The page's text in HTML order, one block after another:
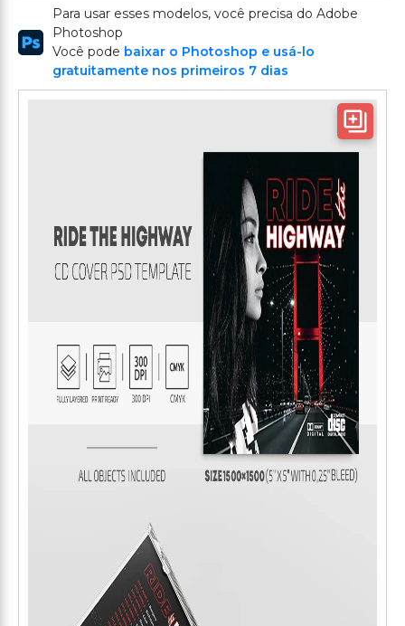
Para usar esses modelos, você precisa do Adobe
Photoshop
Você pode baixar o Photoshop e usá-lo
gratuitamente nos primeiros 7 dias